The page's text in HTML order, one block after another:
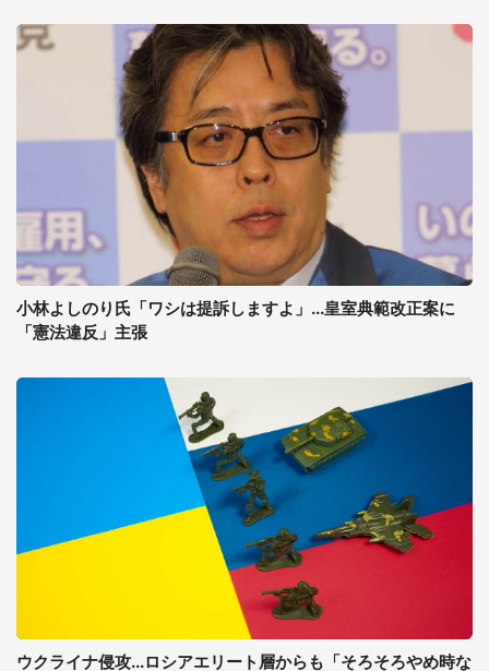
小林よしのり氏「ワシは提訴しますよ」...皇室典範改正案に
「憲法違反」主張
ウクライナ侵攻...ロシアエリート層からも「そろそろやめ時な